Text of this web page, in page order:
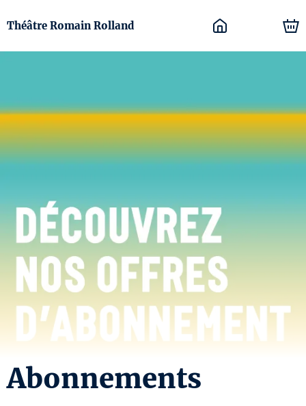
Théâtre Romain Rolland
Abonnements